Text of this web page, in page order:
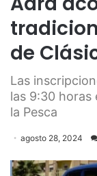
de
Las
las 9:30
la Pesca
agosto 28, 2024